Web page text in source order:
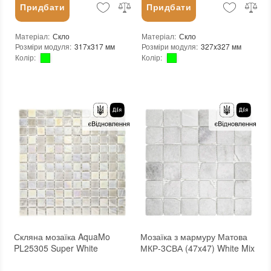
Придбати
Матеріал: Скло
Розміри модуля: 317x317 мм
Колір:
Основа: Папір, Сітка
Призначення:
В інтер'єрі, Для лазні, Для басейну, Для ванної кімнати та туалету, Для вітальні, Для душової, Для кухні, Для спальні, Для фартуха, Для фасаду, Для хамама
Кількість модулів у упаковці:
20 шт.
Розмір чіпа :
25x25 мм
Товщина чіпа
4 мм
Площа модуля: 0,1 м²
Країна виробника: Україна
Бренд: AquaMo
Тип поверхні: Глянцева
новий
Придбати
Матеріал: Скло
Розміри модуля: 327x327 мм
Колір:
Призначення:
В інтер'єрі, Для лазні, Для басейну, Для ванної кімнати та туалету, Для вітальні, Для душової, Для кухні, Для спальні, Для фартуха, Для фасаду, Для хамама
Розмір чіпа
20x20 мм
Товщина чіпа: 4 мм
Площа модуля
0,107 м²
Країна виробника
Україна
Бренд: D-CORE
Тип поверхні
Глянцева
новий
Скляна мозаїка AquaMo
PL25305 Super White
Мозаїка з мармуру Матова
МКР-3СВА (47x47) White Mix